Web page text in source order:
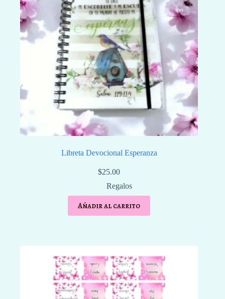
Libreta Devocional Esperanza
$25.00
Regalos
Añadir al carrito